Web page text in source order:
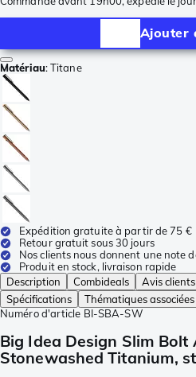
Ajouter
Matériau:Titane
Expédition gratuite à partir de 75 €
Retour gratuit sous 30 jours
Nos clients nous donnent une note
Produit en stock, livraison rapide
Description
Combideals Avis clients
Spécifications
Thématiques associées
Numéro d'article BI-SBA-SW
Big Idea Design Slim
Stonewashed Titanium,